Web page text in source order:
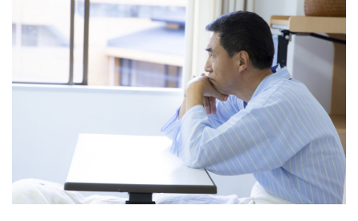
ジェネ
リック
促進
関の適
正利用
の推進